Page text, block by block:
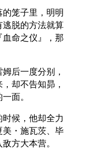
笼子里，明明
脱的方法就算
命之仪』，那
后一度分别，
却不告知昴，
面。
候，他却全力
・施瓦茨、毕
方大本营。